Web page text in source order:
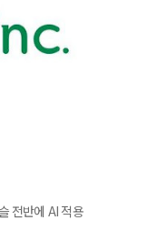
전반에 AI 적용